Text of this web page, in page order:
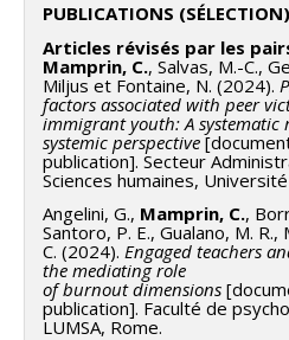
Pierre-Yves Barbier, Nancy
Stefanie Renée LeBlanc,
Mea et Selma Zaiane-Ghalia
Université de Moncton
PUBLICATIONS (SÉLECTION)
Articles révisés par les
Mamprin, C., Salvas, M.-C.,
Miljus et Fontaine, N. (2024).
factors associated with peer
immigrant youth: A systematic
systemic perspective
publication]. Secteur
Sciences humaines,
Angelini, G., Mamprin, C.,
Santoro, P. E., Gualano, M. R.,
C. (2024). Engaged teachers
the mediating role
of burnout dimensions
publication]. Faculté de
LUMSA, Rome.